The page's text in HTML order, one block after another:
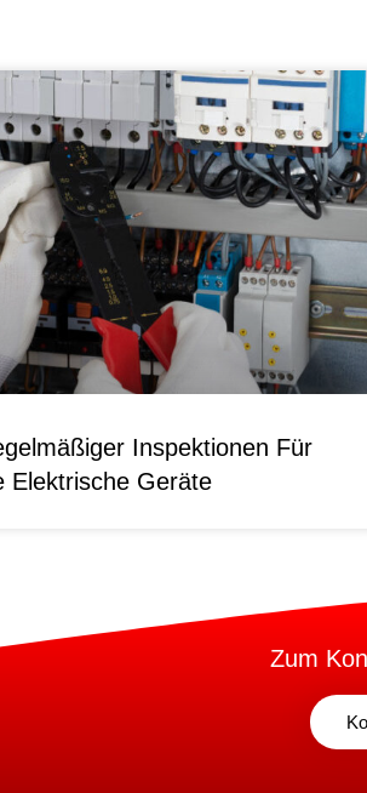
Inspektionen Für
Elektrische Geräte
Zum